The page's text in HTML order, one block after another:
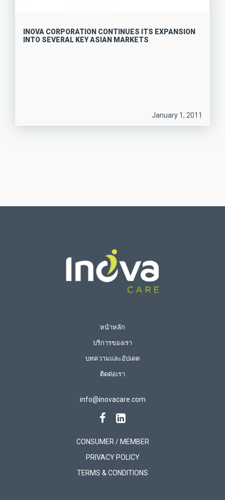
INOVA CORPORATION CONTINUES ITS EXPANSION
INTO SEVERAL KEY ASIAN MARKETS
January 1, 2011
หน้าหลัก
บริการของเรา
บทความและอัปเดต
ติดต่อเรา
info@inovacare.com
CONSUMER / MEMBER
PRIVACY POLICY
TERMS & CONDITIONS